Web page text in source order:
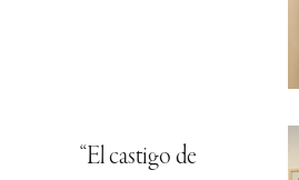
“El castigo de